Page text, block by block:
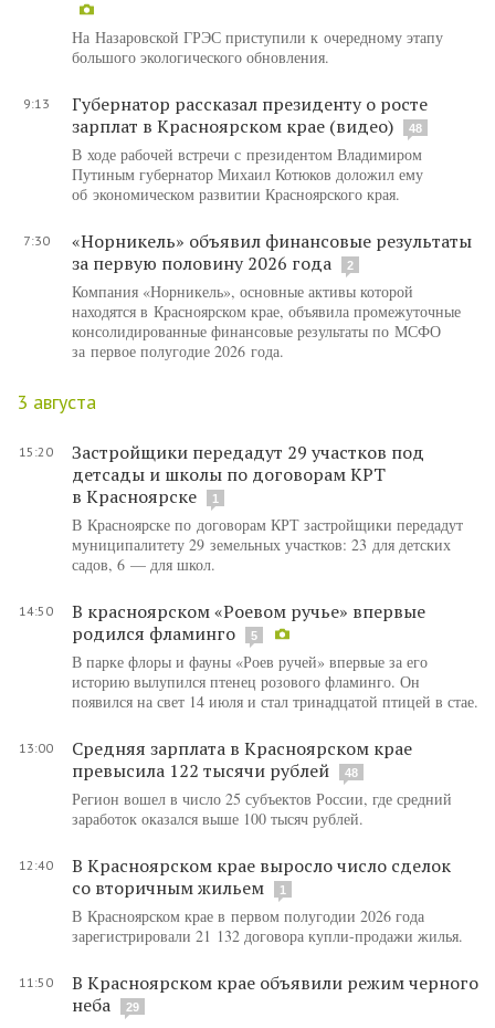
На Назаровской ГРЭС приступили к очередному этапу
большого экологического обновления.
9:13
Губернатор рассказал президенту о росте
зарплат в Красноярском крае (видео)
48
В ходе рабочей встречи с президентом Владимиром
Путиным губернатор Михаил Котюков доложил ему
об экономическом развитии Красноярского края.
7:30
«Норникель» объявил финансовые результаты
за первую половину 2026 года
2
Компания «Норникель», основные активы которой
находятся в Красноярском крае, объявила промежуточные
консолидированные финансовые результаты по МСФО
за первое полугодие 2026 года.
3 августа
15:20
Застройщики передадут 29 участков под
детсады и школы по договорам КРТ
в Красноярске
1
В Красноярске по договорам КРТ застройщики передадут
муниципалитету 29 земельных участков: 23 для детских
садов, 6 — для школ.
14:50
В красноярском «Роевом ручье» впервые
родился фламинго
5
В парке флоры и фауны «Роев ручей» впервые за его
историю вылупился птенец розового фламинго. Он
появился на свет 14 июля и стал тринадцатой птицей в стае.
13:00
Средняя зарплата в Красноярском крае
превысила 122 тысячи рублей
48
Регион вошел в число 25 субъектов России, где средний
заработок оказался выше 100 тысяч рублей.
12:40
В Красноярском крае выросло число сделок
со вторичным жильем
1
В Красноярском крае в первом полугодии 2026 года
зарегистрировали 21 132 договора купли-продажи жилья.
11:50
В Красноярском крае объявили режим черного
неба
29